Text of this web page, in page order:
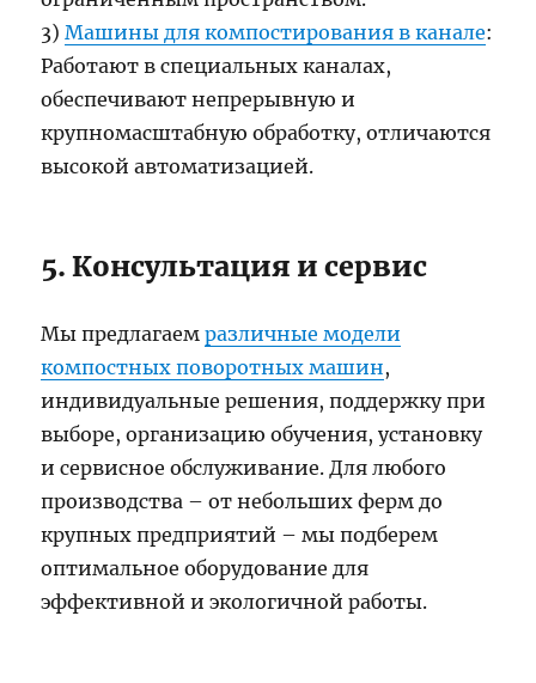
3)Машины для компостирования в канале:
Работают в специальных каналах,
обеспечивают непрерывную и
крупномасштабную обработку, отличаются
высокой автоматизацией.
5. Консультация и сервис
Мы предлагаемразличные модели
компостных поворотных машин,
индивидуальные решения, поддержку при
выборе, организацию обучения, установку
и сервисное обслуживание. Для любого
производства – от небольших ферм до
крупных предприятий – мы подберем
оптимальное оборудование для
эффективной и экологичной работы.